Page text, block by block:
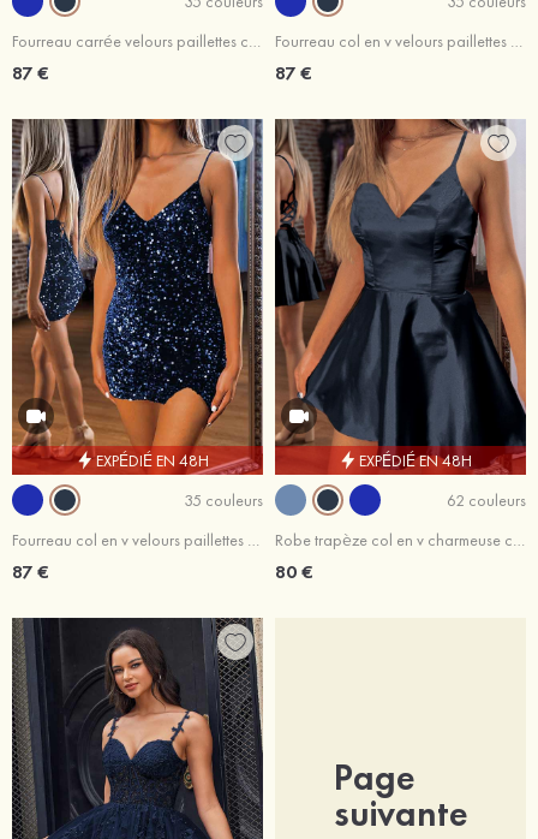
Fourreau carrée velours paillettes courte/mini robe de fête de la rentrée
87 €
Fourreau col en v velours paillettes courte/mini robe de fête de la rentrée
87 €
EXPÉDIÉ EN 48H
35 couleurs
Fourreau col en v velours paillettes courte/mini robe de fête de la rentrée
87 €
EXPÉDIÉ EN 48H
62 couleurs
Robe trapèze col en v charmeuse courte/mini robe de fête de la rentrée
80 €
Page
suivante